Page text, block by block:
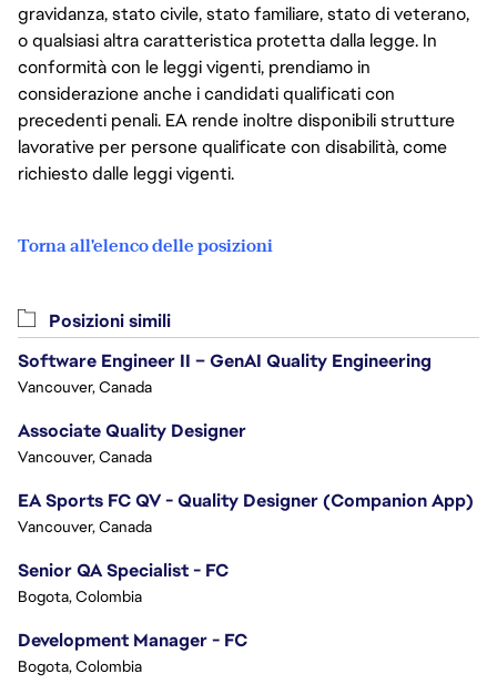
gravidanza, stato civile, stato familiare, stato di veterano,
o qualsiasi altra caratteristica protetta dalla legge. In
conformità con le leggi vigenti, prendiamo in
considerazione anche i candidati qualificati con
precedenti penali. EA rende inoltre disponibili strutture
lavorative per persone qualificate con disabilità, come
richiesto dalle leggi vigenti.
Torna all'elenco delle posizioni
Posizioni simili
Software Engineer II – GenAI Quality Engineering
Vancouver, Canada
Associate Quality Designer
Vancouver, Canada
EA Sports FC QV - Quality Designer (Companion App)
Vancouver, Canada
Senior QA Specialist - FC
Bogota, Colombia
Development Manager - FC
Bogota, Colombia